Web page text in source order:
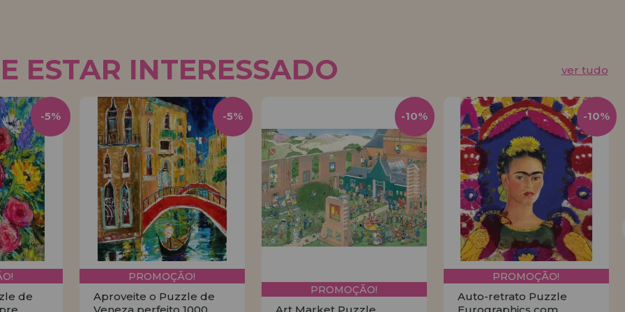
ESTAR INTERESSADO ver tudo
de
-5%
PROMOÇÃO!
Aproveite o Puzzle de
-5%
PROMOÇÃO!
-10%
PROMOÇÃO!
Auto-retrato Puzzle
-10%